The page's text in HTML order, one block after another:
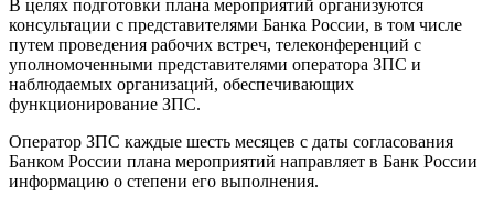
В целях подготовки плана мероприятий организуются
консультации с представителями Банка России, в том числе
путем проведения рабочих встреч, телеконференций с
уполномоченными представителями оператора ЗПС и
наблюдаемых организаций, обеспечивающих
функционирование ЗПС.
Оператор ЗПС каждые шесть месяцев с даты согласования
Банком России плана мероприятий направляет в Банк России
информацию о степени его выполнения.